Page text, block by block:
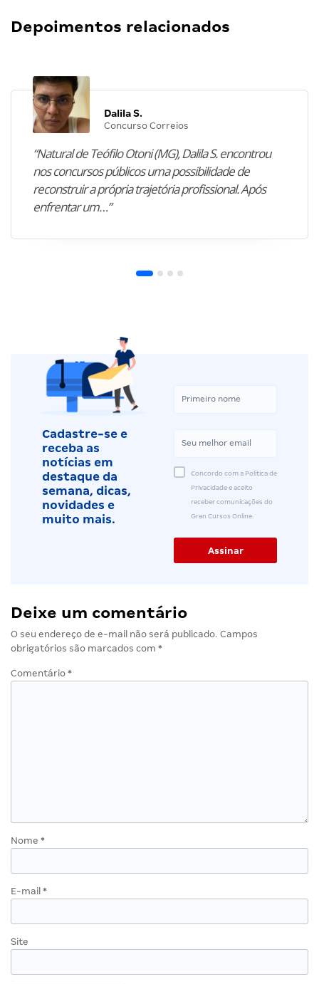
Depoimentos relacionados
Dalila S.
Concurso Correios
“Natural de Teófilo Otoni (MG), Dalila S. encontrou
nos concursos públicos uma possibilidade de
reconstruir a própria trajetória profissional. Após
enfrentar um…”
Cadastre-se e
receba as
notícias em
destaque da
semana, dicas,
novidades e
muito mais.
Concordo com a Política de
Privacidade e aceito
receber comunicações do
Gran Cursos Online.
Deixe um comentário
O seu endereço de e-mail não será publicado. Campos
obrigatórios são marcados com *
Comentário *
Nome *
E-mail *
Site